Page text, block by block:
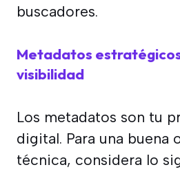
buscadores.
Metadatos
visibilidad
Los metadatos son tu
digital. Para una buena
técnica, considera lo